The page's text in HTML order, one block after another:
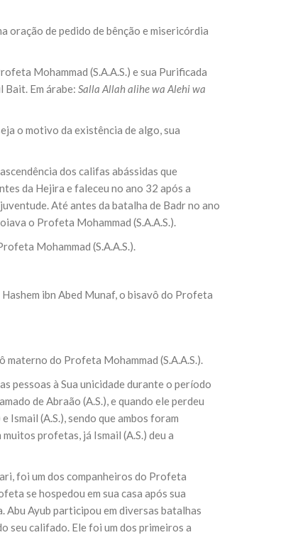
Centro Islâmico no Brasil recebeu em sua
Relações Exteriores da República Islâmica
se visitando
oração de pedido de bênção e misericórdia
Mohammad (S.A.A.S.) e sua Purificada
Bait. Em árabe: Salla Allah alihe wa Alehi wa
o motivo da existência de algo, sua
dos califas abássidas que
da Hejira e faleceu no ano 32 após a
Até antes da batalha de Badr no ano
o Profeta Mohammad (S.A.A.S.).
Mohammad (S.A.A.S.).
ibn Abed Munaf, o bisavô do Profeta
materno do Profeta Mohammad (S.A.A.S.).
pessoas à Sua unicidade durante o período
de Abraão (A.S.), e quando ele perdeu
Ismail (A.S.), sendo que ambos foram
profetas, já Ismail (A.S.) deu a
foi um dos companheiros do Profeta
se hospedou em sua casa após sua
Abu Ayub participou em diversas batalhas
seu califado. Ele foi um dos primeiros a